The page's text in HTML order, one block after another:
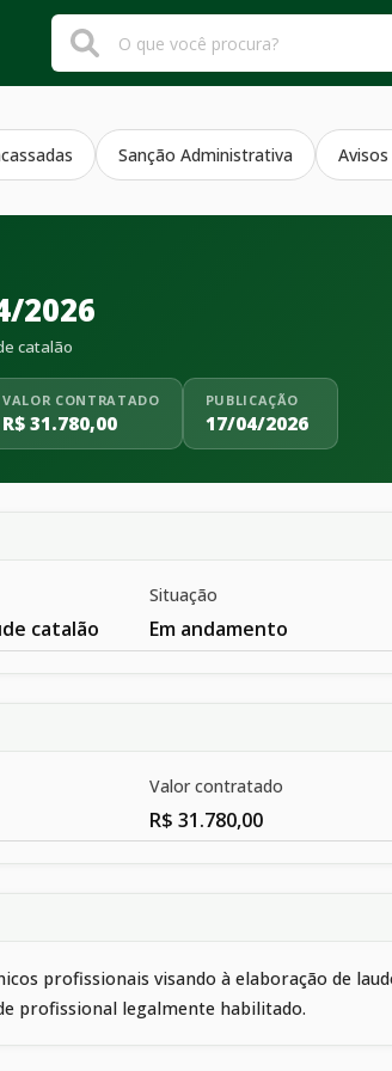
Sanção Administrativa
2026
catalão
VALOR CONTRATADO
R$ 31.780,00
PUBLICAÇÃO
17/04/2026
catalão
Situação
Em andamento
Valor contratado
R$ 31.780,00
profissionais visando à elaboração de
profissional legalmente habilitado.